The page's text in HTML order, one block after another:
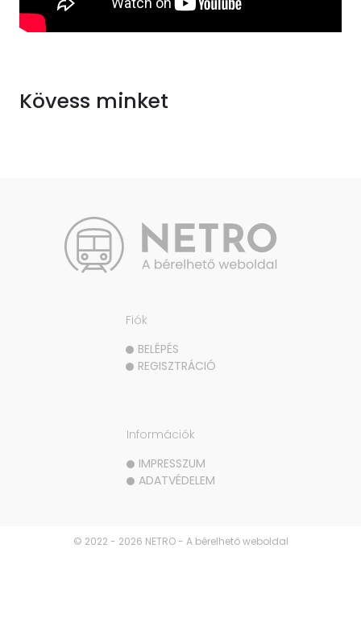
Kövess minket
Információk
IMPRESSZUM
ADATVÉDELEM
Fiók
BELÉPÉS
REGISZTRÁCIÓ
© 2022 - 2026 NETRO - A bérelhető weboldal